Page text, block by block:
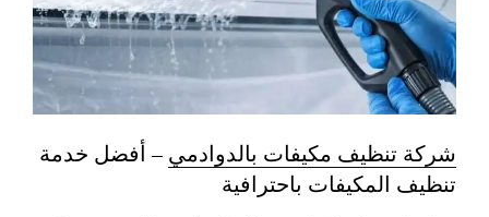
شركة تنظيف مكيفات بالدوادمي – أفضل خدمة
تنظيف المكيفات باحترافية